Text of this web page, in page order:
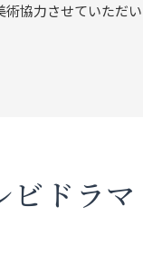
術協力させていただ
ドラマ